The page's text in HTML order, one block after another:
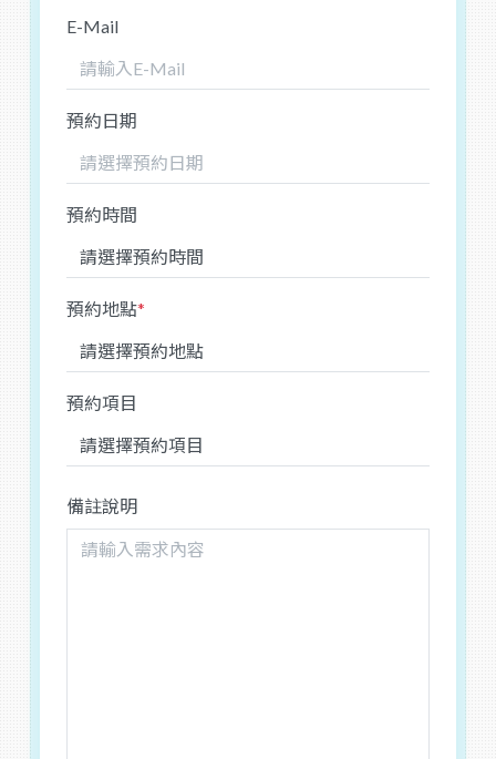
E-Mail
預約日期
預約時間
預約地點*
預約項目
備註說明